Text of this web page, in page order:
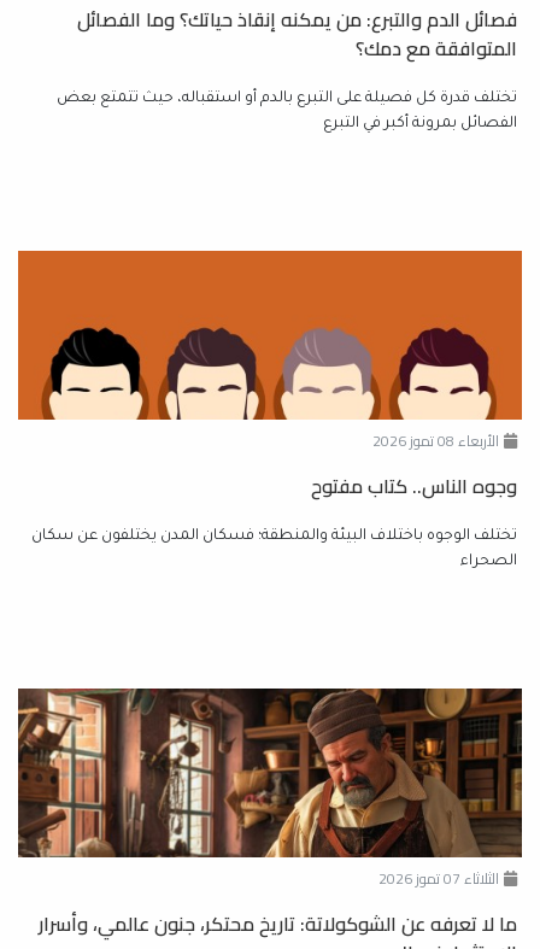
فصائل الدم والتبرع: من يمكنه إنقاذ حياتك؟ وما الفصائل
المتوافقة مع دمك؟
تختلف قدرة كل فصيلة على التبرع بالدم أو استقباله، حيث تتمتع بعض
الفصائل بمرونة أكبر في التبرع
الأربعاء 08 تموز 2026
وجوه الناس.. كتاب مفتوح
تختلف الوجوه باختلاف البيئة والمنطقة؛ فسكان المدن يختلفون عن سكان
الصحراء
الثلاثاء 07 تموز 2026
ما لا تعرفه عن الشوكولاتة: تاريخ محتكر، جنون عالمي، وأسرار